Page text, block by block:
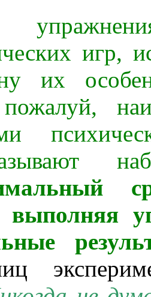
игр,
их
выполняя